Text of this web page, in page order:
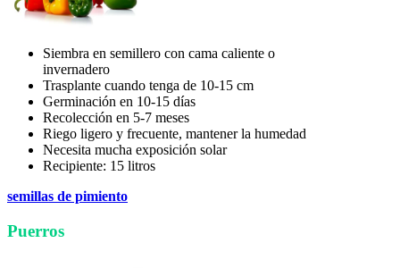
Siembra en semillero con cama caliente o
invernadero
Trasplante cuando tenga de 10-15 cm
Germinación en 10-15 días
Recolección en 5-7 meses
Riego ligero y frecuente, mantener la humedad
Necesita mucha exposición solar
Recipiente: 15 litros
semillas de pimiento
Puerros